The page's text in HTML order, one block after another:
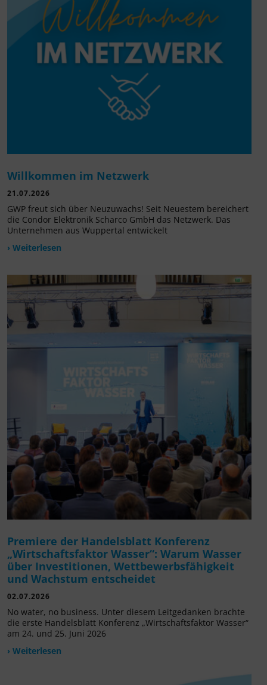
Willkommen im Netzwerk
21.07.2026
GWP freut sich über Neuzuwachs! Seit Neuestem bereichert
die Condor Elektronik Scharco GmbH das Netzwerk. Das
Unternehmen aus Wuppertal entwickelt
› Weiterlesen
Premiere der Handelsblatt Konferenz
„Wirtschaftsfaktor Wasser“: Warum Wasser
über Investitionen, Wettbewerbsfähigkeit
und Wachstum entscheidet
02.07.2026
No water, no business. Unter diesem Leitgedanken brachte
die erste Handelsblatt Konferenz „Wirtschaftsfaktor Wasser“
am 24. und 25. Juni 2026
› Weiterlesen